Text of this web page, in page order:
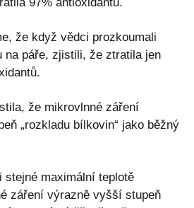
že když vědci prozkoumali
na páře, zjistili, že ztratila jen
že mikrovlnné záření
„rozkladu bílkovin“ jako běžný
stejné maximální teplotě
záření výrazně vyšší stupeň